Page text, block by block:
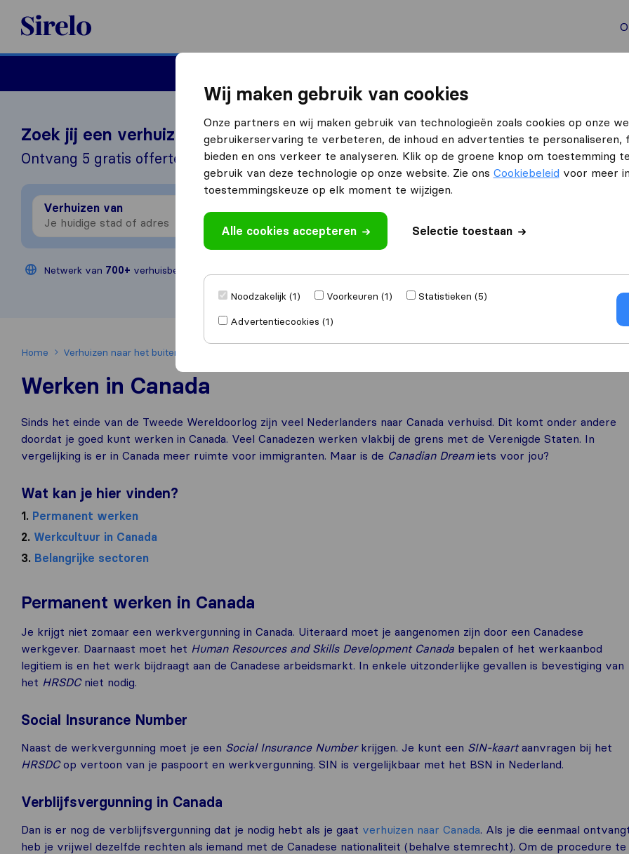
Sirelo.nl
Zoek jij een verhuizer?
Ontvang 5 gratis offertes in 3 stappen
Verhuizen van
Netwerk van 700+ verhuisbedrijven
Home Verhuizen naar het buitenland
Werken in Canada
Sinds het einde van de Tweede Wereldoorlog zijn veel Nederlanders naar Canada verhuisd. Dit komt onder andere
doordat je goed kunt werken in Canada. Veel Canadezen werken vlakbij de grens met de Verenigde Staten. In
vergelijking is er in Canada meer ruimte voor immigranten. Maar is de Canadian Dreamiets voor jou?
Wat kan je hier vinden?
1. Permanent werken
2. Werkcultuur in Canada
3. Belangrijke sectoren
Permanent werken in Canada
Je krijgt niet zomaar een werkvergunning in Canada. Uiteraard moet je aangenomen zijn door een Canadese
werkgever. Daarnaast moet het Human Resources and Skills Development Canada bepalen of het werkaanbod
legitiem is en het werk bijdraagt aan de Canadese arbeidsmarkt. In enkele uitzonderlijke gevallen is bevestiging van
het HRSDCniet nodig.
Social Insurance Number
Naast de werkvergunning moet je een Social Insurance Numberkrijgen. Je kunt een SIN-kaartaanvragen bij het
HRSDCop vertoon van je paspoort en werkvergunning. SIN is vergelijkbaar met het BSN in Nederland.
Verblijfsvergunning in Canada
Dan is er nog de verblijfsvergunning dat je nodig hebt als je gaat verhuizen naar Canada. Als je die eenmaal
heb je vrijwel dezelfde rechten als iemand met de Canadese nationaliteit (behalve stemrecht). Om de procedure te
Wij maken gebruik van cookies
Onze partners en wij maken gebruik van technologieën zoals cookies op onze
gebruikerservaring te verbeteren, de inhoud en advertenties te personaliseren,
bieden en ons verkeer te analyseren. Klik op de groene knop om toestemming
gebruik van deze technologie op onze website. Zie ons Cookiebeleid voor meer
toestemmingskeuze op elk moment te wijzigen.
Alle cookies accepteren Selectie toestaan
Noodzakelijk (1) Voorkeuren (1)
Statistieken (5)
Advertentiecookies (1)